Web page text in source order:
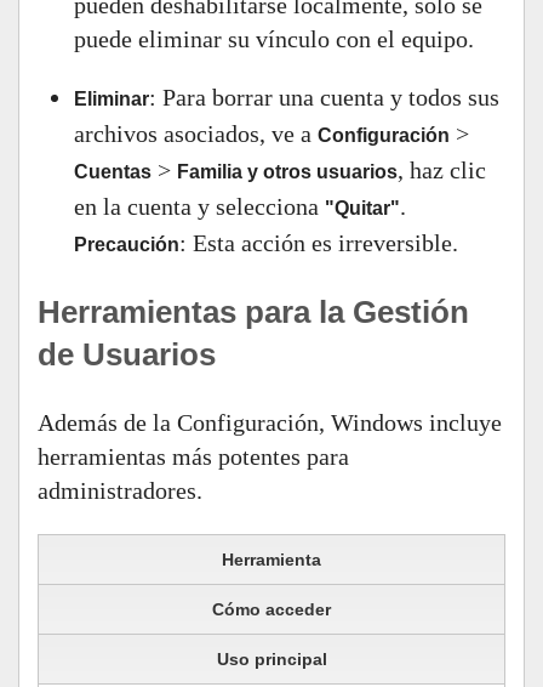
puede eliminar su vínculo con el equipo.
Eliminar: Para borrar una cuenta y todos sus
archivos asociados, ve a Configuración >
Cuentas > Familia y otros usuarios, haz clic
en la cuenta y selecciona "Quitar".
Precaución: Esta acción es irreversible.
Herramientas para la Gestión
de Usuarios
Además de la Configuración, Windows incluye
herramientas más potentes para
administradores.
Herramienta
Cómo acceder
Uso principal